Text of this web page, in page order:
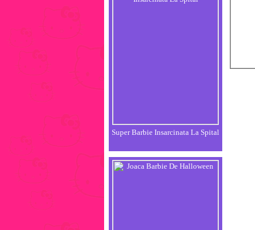
Super Barbie Insarcinata La Spital